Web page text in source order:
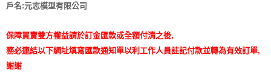
戶名:元志模型有限公司
保障買賣雙方權益請於訂金匯款或全額付清之後,
務必連結以下網址填寫匯款通知單以利工作人員註記付款並轉為有效訂單,
謝謝